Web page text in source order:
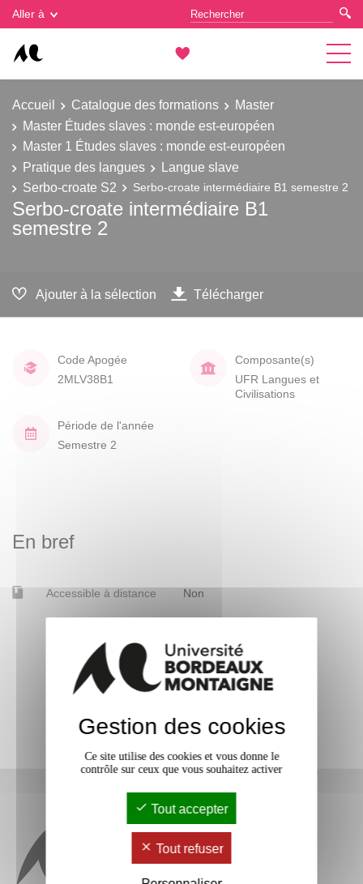
Aller à
Accueil Catalogue des formations
Master
Master Études slaves : monde est-européen
Master 1 Études slaves : monde est-européen
Pratique des langues
Langue slave
Serbo-croate S2
Serbo-croate intermédiaire B1 semestre 2
Serbo-croate intermédiaire B1
semestre 2
Ajouter à la sélection Télécharger
Code Apogée
2MLV38B1
Composante(s)
UFR Langues et
Civilisations
Période de l'année
Semestre 2
En bref
Accessible à distance Non
Gestion des cookies
Gestion des cookies
Ce site utilise des cookies et vous donne le
contrôle sur ceux que vous souhaitez activer
Tout accepter
Tout refuser